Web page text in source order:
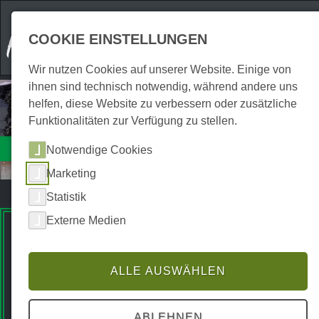
Attraktionen
Sportstätten
Premium Spots
COOKIE EINSTELLUNGEN
Wir nutzen Cookies auf unserer Website. Einige von
ihnen sind technisch notwendig, während andere uns
helfen, diese Website zu verbessern oder zusätzliche
Funktionalitäten zur Verfügung zu stellen.
Notwendige Cookies
Marketing
Statistik
Externe Medien
ALLE AUSWÄHLEN